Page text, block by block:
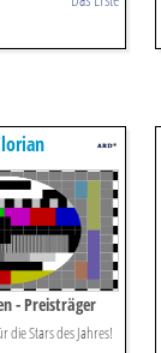
- Preisträger
die Stars des Jahres!